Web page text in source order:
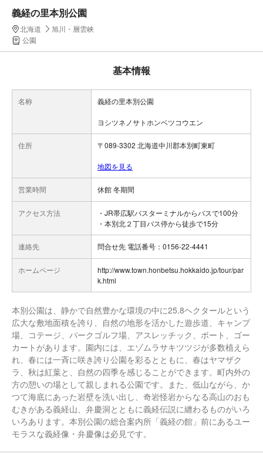
義経の里本別公園
北海道
旭川・層雲峡
公園
基本情報
名称 義経の里本別公園
ヨシツネノサトホンベツコウエン
住所 〒089-3302 北海道中川郡本別町東町
地図を見る
営業時間 休館 冬期間
アクセス方法
・JR帯広駅バスターミナルからバスで100分
・本別北２丁目バス停から徒歩で15分
連絡先 問合せ先 電話番号：0156-22-4441
ホームページ
http://www.town.honbetsu.hokkaido.jp/tour/par
k.html
本別公園は、静かで自然豊かな環境の中に25.8ヘクタールという
広大な敷地面積を誇り、自然の地形を活かした遊歩道、キャンプ
場、コテージ、パークゴルフ場、アスレッチック、ボート、ゴー
カートがあります。園内には、エゾムラサキツツジが多数植えら
れ、春には一斉に咲き誇り公園を彩るとともに、春はヤマザク
ラ、秋は紅葉と、自然の四季を感じることができます。町内外の
方の憩いの場として親しまれる公園です。また、低山ながら、か
つて海底にあった岩壁を洗い出し、奇岩怪岩からなる高山のおも
むきがある義経山、弁慶洞とともに義経伝説に纏わるものがいろ
いろあります。本別公園の総合案内所「義経の館」前にあるユー
モラスな義経像・弁慶像は必見です。